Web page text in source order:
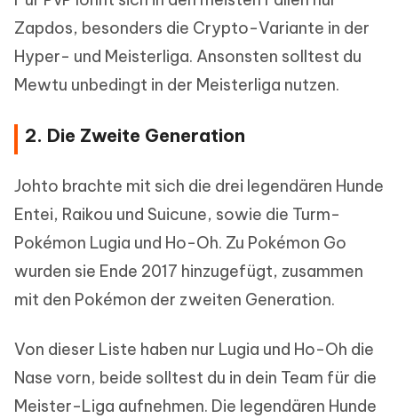
Zapdos, besonders die Crypto-Variante in der
Hyper- und Meisterliga. Ansonsten solltest du
Mewtu unbedingt in der Meisterliga nutzen.
2. Die Zweite Generation
Johto brachte mit sich die drei legendären Hunde
Entei, Raikou und Suicune, sowie die Turm-
Pokémon Lugia und Ho-Oh. Zu Pokémon Go
wurden sie Ende 2017 hinzugefügt, zusammen
mit den Pokémon der zweiten Generation.
Von dieser Liste haben nur Lugia und Ho-Oh die
Nase vorn, beide solltest du in dein Team für die
Meister-Liga aufnehmen. Die legendären Hunde